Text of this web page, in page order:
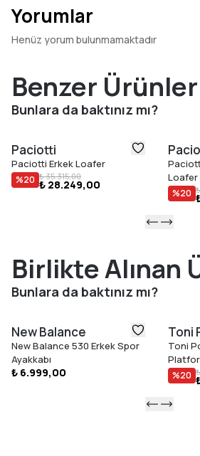
Yorumlar
Henüz yorum bulunmamaktadır
Benzer Ürünler
Bunlara da baktınız mı?
Paciotti
Paciotti Erkek Loafer
%20 ₺ 35.315,00
₺ 28.249,00
Loafer
%20
Birlikte Alınan
Bunlara da baktınız mı?
New Balance
New Balance 530 Erkek Spor
Ayakkabı
₺ 6.999,00
Toni
Toni
%20